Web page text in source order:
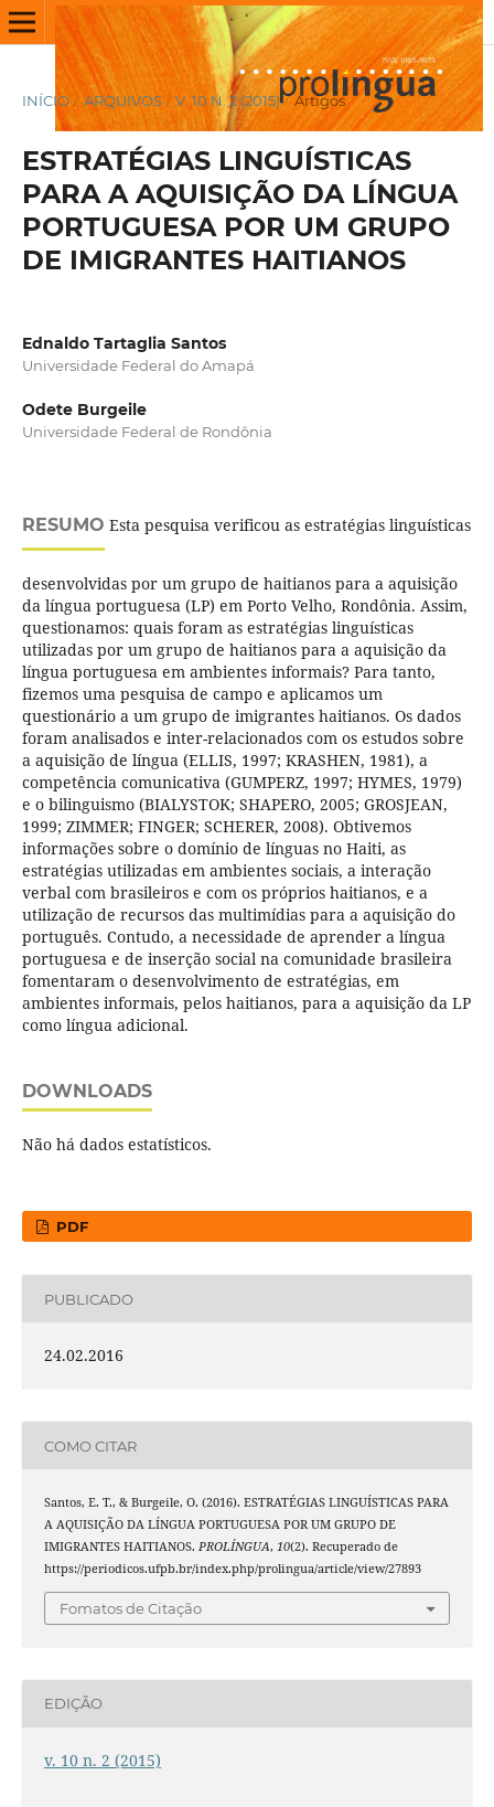
INÍCIO / ARQUIVOS / V. 10 N. 2 (2015) / Artigos
ESTRATÉGIAS LINGUÍSTICAS
PARA A AQUISIÇÃO DA LÍNGUA
PORTUGUESA POR UM GRUPO
DE IMIGRANTES HAITIANOS
Ednaldo Tartaglia Santos
Universidade Federal do Amapá
Odete Burgeile
Universidade Federal de Rondônia
RESUMO Esta pesquisa verificou as estratégias linguísticas
desenvolvidas por um grupo de haitianos para a aquisição
da língua portuguesa (LP) em Porto Velho, Rondônia. Assim,
questionamos: quais foram as estratégias linguísticas
utilizadas por um grupo de haitianos para a aquisição da
língua portuguesa em ambientes informais? Para tanto,
fizemos uma pesquisa de campo e aplicamos um
questionário a um grupo de imigrantes haitianos. Os dados
foram analisados e inter-relacionados com os estudos sobre
a aquisição de língua (ELLIS, 1997; KRASHEN, 1981), a
competência comunicativa (GUMPERZ, 1997; HYMES, 1979)
e o bilinguismo (BIALYSTOK; SHAPERO, 2005; GROSJEAN,
1999; ZIMMER; FINGER; SCHERER, 2008). Obtivemos
informações sobre o domínio de línguas no Haiti, as
estratégias utilizadas em ambientes sociais, a interação
verbal com brasileiros e com os próprios haitianos, e a
utilização de recursos das multimídias para a aquisição do
português. Contudo, a necessidade de aprender a língua
portuguesa e de inserção social na comunidade brasileira
fomentaram o desenvolvimento de estratégias, em
ambientes informais, pelos haitianos, para a aquisição da LP
como língua adicional.
DOWNLOADS
Não há dados estatísticos.
PDF
PUBLICADO
24.02.2016
COMO CITAR
Santos, E. T., & Burgeile, O. (2016). ESTRATÉGIAS LINGUÍSTICAS PARA
A AQUISIÇÃO DA LÍNGUA PORTUGUESA POR UM GRUPO DE
IMIGRANTES HAITIANOS. PROLÍNGUA, 10(2). Recuperado de
https://periodicos.ufpb.br/index.php/prolingua/article/view/27893
Fomatos de Citação
EDIÇÃO
v. 10 n. 2 (2015)